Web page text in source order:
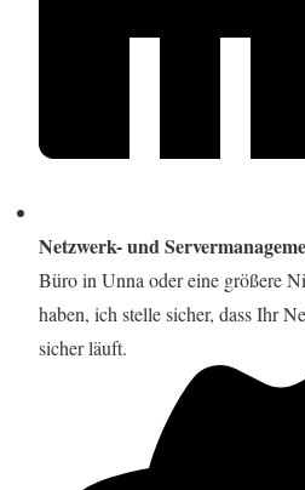
Netzwerk- und
Büro in Unna oder eine größere
haben, ich stelle sicher, dass Ihr
sicher läuft.